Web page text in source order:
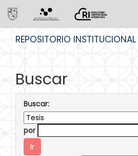
REPOSITORIO
Buscar
Buscar:
por